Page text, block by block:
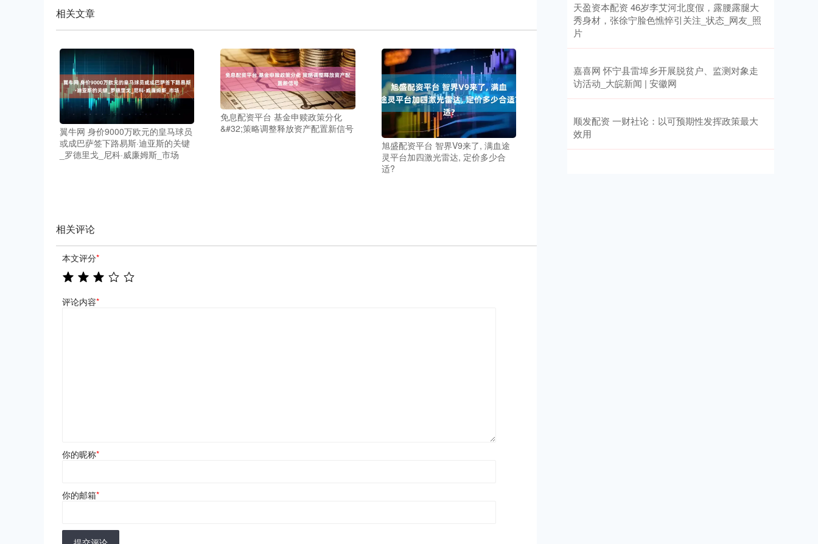
相关文章
翼牛网 身价9000万欧元的皇马球员
或成巴萨签下路易斯·迪亚斯的关键
_罗德里戈_尼科·威廉姆斯_市场
免息配资平台 基金申赎政策分化
&#32;策略调整释放资产配置新信号
旭盛配资平台 智界V9来了, 满血途
灵平台加四激光雷达, 定价多少合
适?
相关评论
本文评分*
评论内容*
你的昵称*
你的邮箱*
天盈资本配资 46岁李艾河北度假，露腰露腿大
秀身材，张徐宁脸色憔悴引关注_状态_网友_照
片
嘉喜网 怀宁县雷埠乡开展脱贫户、监测对象走
访活动_大皖新闻 | 安徽网
顺发配资 一财社论：以可预期性发挥政策最大
效用